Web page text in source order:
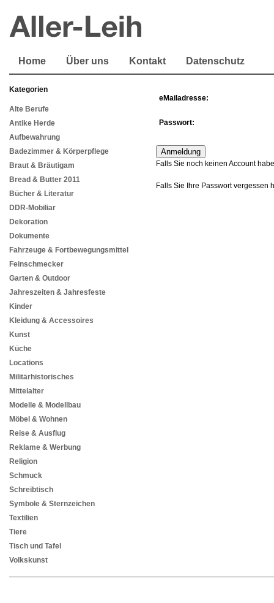
Home Über uns Kontakt Datenschutz
Kategorien
Alte Berufe
Antike Herde
Aufbewahrung
Badezimmer & Körperpflege
Braut & Bräutigam
Bread & Butter 2011
Bücher & Literatur
DDR-Mobiliar
Dekoration
Dokumente
Fahrzeuge & Fortbewegungsmittel
Feinschmecker
Garten & Outdoor
Jahreszeiten & Jahresfeste
Kinder
Kleidung & Accessoires
Kunst
Küche
Locations
Militärhistorisches
Mittelalter
Modelle & Modellbau
Möbel & Wohnen
Reise & Ausflug
Reklame & Werbung
Religion
Schmuck
Schreibtisch
Symbole & Sternzeichen
Textilien
Tiere
Tisch und Tafel
Volkskunst
eMailadresse:
Passwort:
Falls Sie noch keinen Account
Falls Sie Ihre Passwort vergessen